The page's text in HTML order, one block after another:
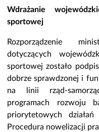
Wdrażanie
sportowej
Rozporządzenie
dotyczących
sportowej zostało
dobrze sprawdzonej i
na linii rząd-
programach rozwoju
priorytetowych
Procedura nowelizacji